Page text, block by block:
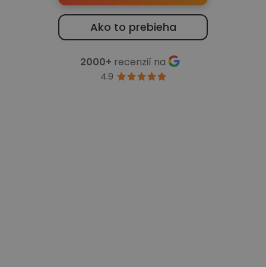
Ako to prebieha
2000+ recenzií na
4.9 